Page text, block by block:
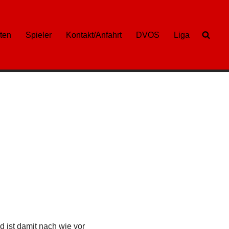
Spieler Kontakt/Anfahrt DVOS Liga
ist damit nach wie vor